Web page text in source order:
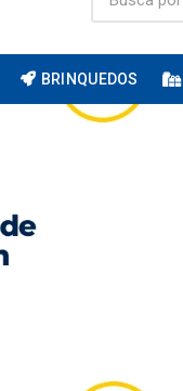
BRINQUEDOS